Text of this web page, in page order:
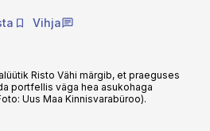
Vihja
Risto Vähi märgib, et praeguses
portfellis väga hea asukohaga
Uus Maa Kinnisvarabüroo).